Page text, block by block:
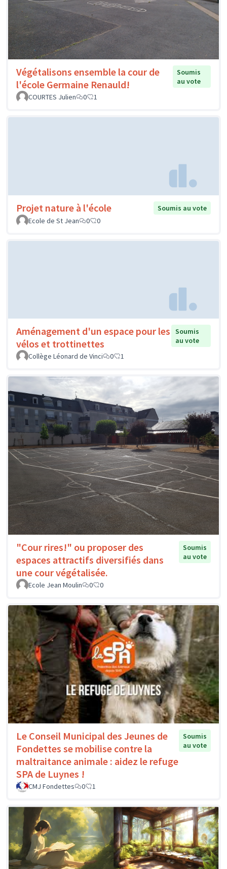
Végétalisons ensemble la cour de
l'école Germaine Renauld!
Soumis
au vote
COURTES Julien
0 1
Projet nature à l'école
Soumis au vote
Ecole de St Jean
0 0
Aménagement d'un espace pour les
vélos et trottinettes
Soumis
au vote
Collège Léonard de Vinci
0 1
"Cour rires!" ou proposer des
espaces attractifs diversifiés dans
une cour végétalisée.
Soumis
au vote
Ecole Jean Moulin 0 0
Le Conseil Municipal des Jeunes de
Fondettes se mobilise contre la
maltraitance animale : aidez le refuge
SPA de Luynes !
Soumis
au vote
CMJ Fondettes 0 1